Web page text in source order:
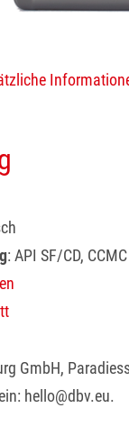
: API SF/CD,
GmbH,
hello@dbv.eu.